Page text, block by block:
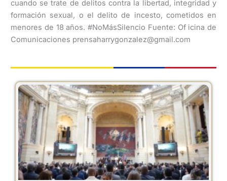
cuando se trate de delitos contra la libertad, integridad y
formación sexual, o el delito de incesto, cometidos en
menores de 18 años. #NoMásSilencio Fuente: Of icina de
Comunicaciones prensaharrygonzalez@gmail.com